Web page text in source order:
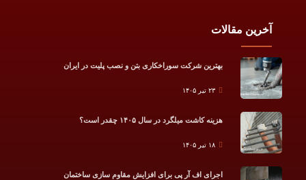
آخرین مقالات
بهترین شرکت سوراخکاری بتن و نصب پلیت در ایران
۲۳ تیر ۱۴۰۵
هزینه کاشت میلگرد در سال ۱۴۰۵ چقدر است؟
۱۸ تیر ۱۴۰۵
اجرای اف آر پی برای افزایش مقاوم سازی ساختمان